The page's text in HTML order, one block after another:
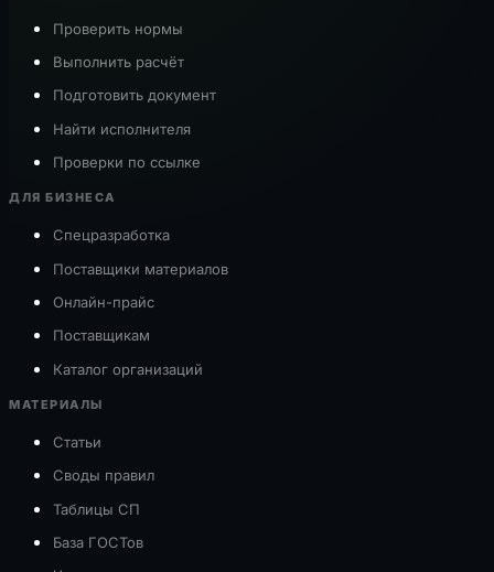
Проверить нормы
Выполнить расчёт
Подготовить документ
Найти исполнителя
Проверки по ссылке
ДЛЯ БИЗНЕСА
Спецразработка
Поставщики материалов
Онлайн-прайс
Поставщикам
Каталог организаций
МАТЕРИАЛЫ
Статьи
Своды правил
Таблицы СП
База ГОСТов